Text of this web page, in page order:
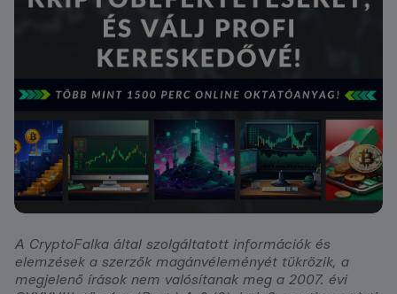
A CryptoFalka által szolgáltatott információk és
elemzések a szerzők magánvéleményét tükrözik, a
megjelenő írások nem valósítanak meg a 2007. évi